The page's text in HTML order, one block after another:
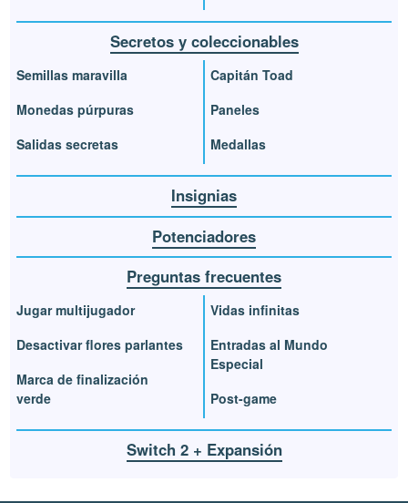
Secretos y coleccionables
Semillas maravilla
Monedas púrpuras
Salidas secretas
Capitán Toad
Paneles
Medallas
Insignias
Potenciadores
Preguntas frecuentes
Jugar multijugador
Desactivar flores parlantes
Marca de finalización
verde
Vidas infinitas
Entradas al Mundo
Especial
Post-game
Switch 2 + Expansión